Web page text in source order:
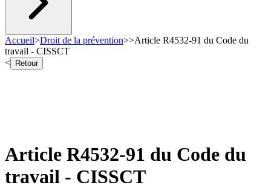
Accueil>Droit de la prévention>>Article R4532-91 du Code du
travail - CISSCT
<
Retour
Article R4532-91 du Code du
travail - CISSCT